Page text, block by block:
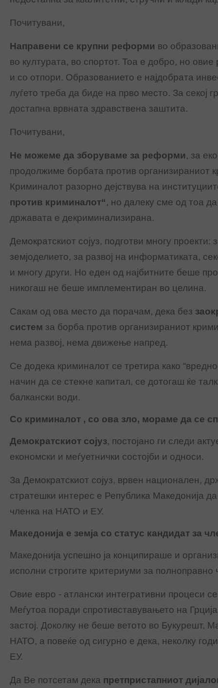
Почитувани,
Направени се крупни реформи во
во културата, во спортот. Тоа е добро, но
и со отпори. Образованието е најдобрата
луѓето треба да биде на прво место. За секој
достапна врвната здравствена заштита.
Почитувани,
Не можеме да зборуваме за реформи, за
продолжиме борбата против организираниот
Криминалот разорно дејствува на
против криминалот“, но далеку сме од тоа
државата е декриминализирана.
Демократскиот сојуз, подготви многу проекти:
земјоделието, за развој на информатиката,
и многу други. Но еден од најбитните беше
никогаш не беше имплементиран во целина.
Сакам од ова место да порачам, дека без
систем за борба против организираниот
нема развој, нема движење напред.
Се додека криминалот се третира како
начин да се стекне капитал, се дотогаш ќе
балкански води.
Со криминалот , со ова зло, мораме да се
Демократскиот сојуз, постојано ги следи
економски и меѓуетнички состојби и односи.
За Демократскиот сојуз, врвен национален,
стратешки интерес е Република Македонија
членка на НАТО и ЕУ.
Македонија е земја со статус кандидат за
Македонија успешно ја конципираше и
исполни строгите критериуми за
Овие евро - атлански интегративни процеси
Меѓутоа поради спротивставувањето на
застој. Доколку не беше ветото во Букурешт,
НАТО, а повеќе од сигурно е дека, неколку
ЕУ.
Да Ве потсетам дека претпристапниот